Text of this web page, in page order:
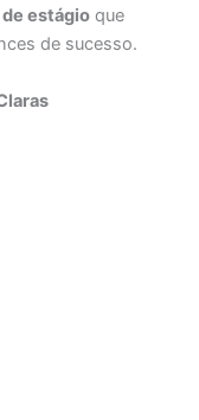
estágio que
de sucesso.